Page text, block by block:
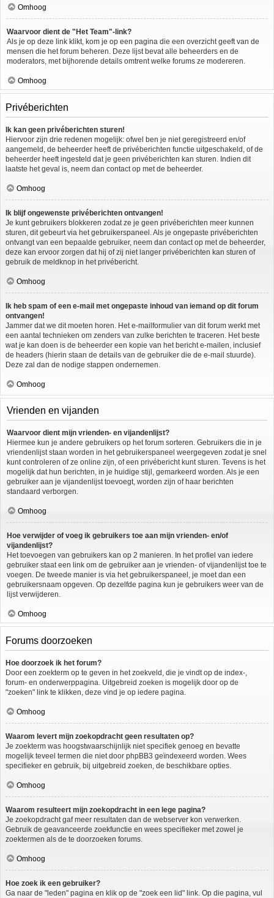
Omhoog
Waarvoor dient de "Het Team"-link?
Als je op deze link klikt, kom je op een pagina die een overzicht geeft van de
mensen die het forum beheren. Deze lijst bevat alle beheerders en de
moderators, met bijhorende details omtrent welke forums ze modereren.
Omhoog
Privéberichten
Ik kan geen privéberichten sturen!
Hiervoor zijn drie redenen mogelijk: ofwel ben je niet geregistreerd en/of
aangemeld, de beheerder heeft de privéberichten functie uitgeschakeld, of de
beheerder heeft ingesteld dat je geen privéberichten kan sturen. Indien dit
laatste het geval is, neem dan contact op met de beheerder.
Omhoog
Ik blijf ongewenste privéberichten ontvangen!
Je kunt gebruikers blokkeren zodat ze je geen privéberichten meer kunnen
sturen, dit gebeurt via het gebruikerspaneel. Als je ongepaste privéberichten
ontvangt van een bepaalde gebruiker, neem dan contact op met de beheerder,
deze kan ervoor zorgen dat hij of zij niet langer privéberichten kan sturen of
gebruik de meldknop in het privébericht.
Omhoog
Ik heb spam of een e-mail met ongepaste inhoud van iemand op dit forum
ontvangen!
Jammer dat we dit moeten horen. Het e-mailformulier van dit forum werkt met
een aantal technieken om zenders van zulke berichten te traceren. Het beste
wat je kan doen is de beheerder een kopie van het bericht e-mailen, inclusief
de headers (hierin staan de details van de gebruiker die de e-mail stuurde).
Deze zal dan de nodige stappen ondernemen.
Omhoog
Vrienden en vijanden
Waarvoor dient mijn vrienden- en vijandenlijst?
Hiermee kun je andere gebruikers op het forum sorteren. Gebruikers die in je
vriendenlijst staan worden in het gebruikerspaneel weergegeven zodat je snel
kunt controleren of ze online zijn, of een privébericht kunt sturen. Tevens is het
mogelijk dat hun berichten, in je huidige stijl, gemarkeerd worden. Als je een
gebruiker aan je vijandenlijst toevoegt, worden zijn of haar berichten
standaard verborgen.
Omhoog
Hoe verwijder of voeg ik gebruikers toe aan mijn vrienden- en/of
vijandenlijst?
Het toevoegen van gebruikers kan op 2 manieren. In het profiel van iedere
gebruiker staat een link om de gebruiker aan je vrienden- of vijandenlijst toe te
voegen. De tweede manier is via het gebruikerspaneel, je moet dan een
gebruikersnaam opgeven. Op dezelfde pagina kun je gebruikers weer van de
lijst verwijderen.
Omhoog
Forums doorzoeken
Hoe doorzoek ik het forum?
Door een zoekterm op te geven in het zoekveld, die je vindt op de index-,
forum- en onderwerppagina. Uitgebreid zoeken is mogelijk door op de
"zoeken" link te klikken, deze vind je op iedere pagina.
Omhoog
Waarom levert mijn zoekopdracht geen resultaten op?
Je zoekterm was hoogstwaarschijnlijk niet specifiek genoeg en bevatte
mogelijk teveel termen die niet door phpBB3 geïndexeerd worden. Wees
specifieker en gebruik, bij uitgebreid zoeken, de beschikbare opties.
Omhoog
Waarom resulteert mijn zoekopdracht in een lege pagina?
Je zoekopdracht gaf meer resultaten dan de webserver kon verwerken.
Gebruik de geavanceerde zoekfunctie en wees specifieker met zowel je
zoektermen als de te doorzoeken forums.
Omhoog
Hoe zoek ik een gebruiker?
Ga naar de "leden" pagina en klik op de "zoek een lid" link. Op die pagina, vul